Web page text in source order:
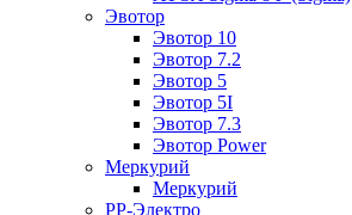
Эвотор
Эвотор 10
Эвотор 7.2
Эвотор 5
Эвотор 5I
Эвотор 7.3
Эвотор Power
Меркурий
Меркурий
РР-Электро